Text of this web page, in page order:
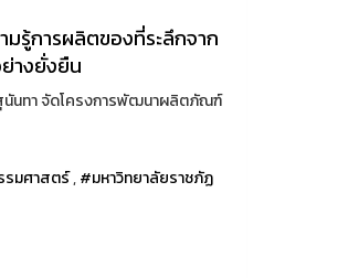
รู้การผลิตของที่ระลึกจาก
างยั่งยืน
นันทา จัดโครงการพัฒนาผลิตภัณฑ์
มศาสตร์,#มหาวิทยาลัยราชภัฏ